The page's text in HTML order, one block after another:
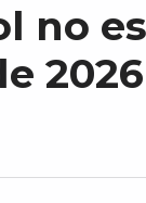
no es
2026